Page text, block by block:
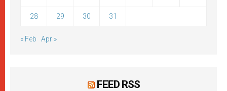
28 29 30 31
« Feb Apr »
FEED RSS